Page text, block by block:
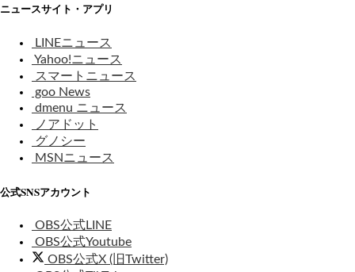
ニュースサイト・アプリ
LINEニュース
Yahoo!ニュース
スマートニュース
goo News
dmenu ニュース
ノアドット
グノシー
MSNニュース
公式SNSアカウント
OBS公式LINE
OBS公式Youtube
OBS公式X (旧Twitter)